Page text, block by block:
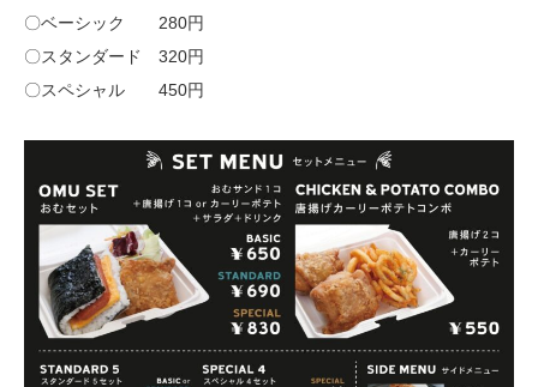
〇ベーシック 280円
〇スタンダード 320円
〇スペシャル 450円